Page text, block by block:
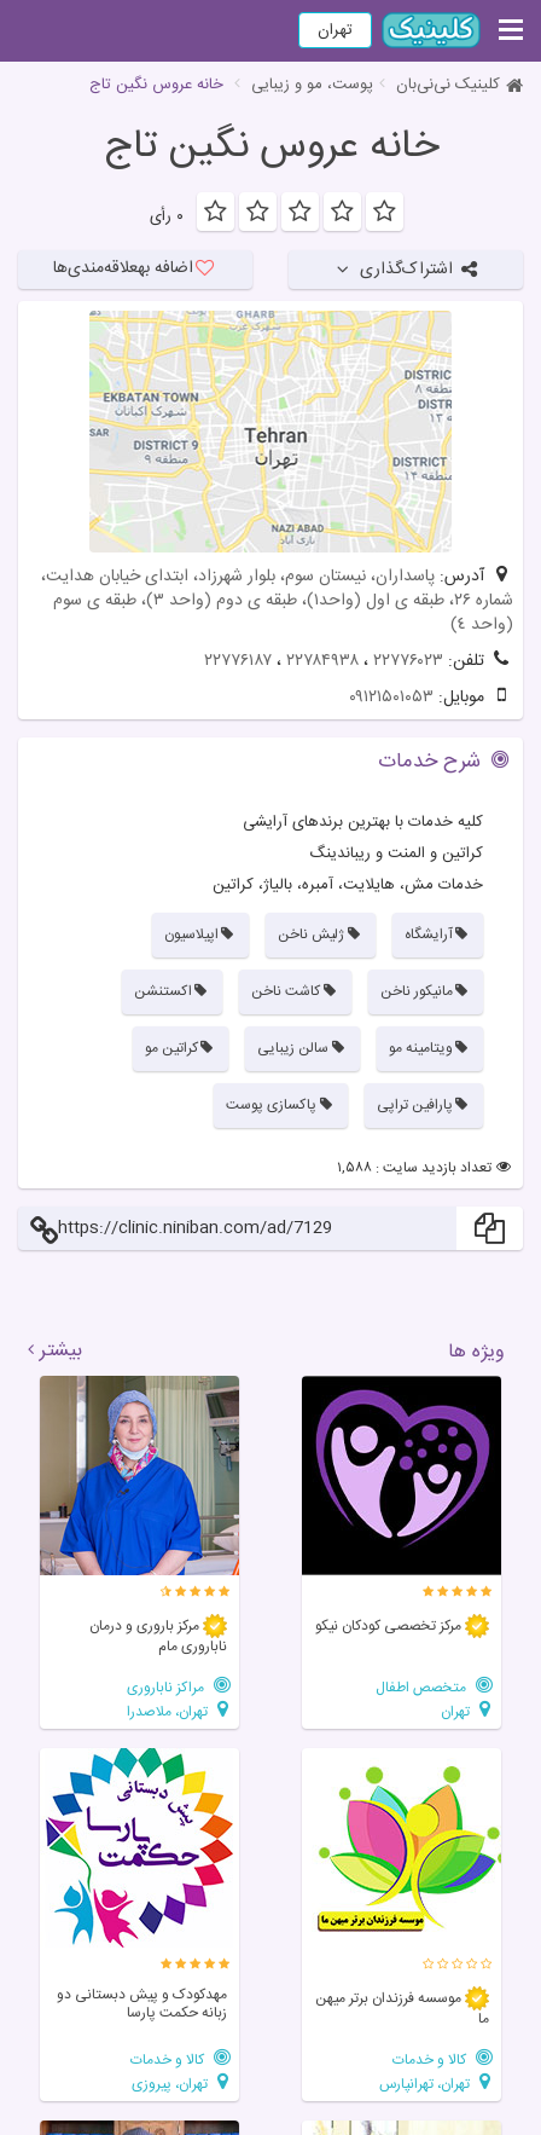
تهران
کلینیک نی‌نی‌بان پوست، مو و زیبایی خانه عروس نگین تاج
خانه عروس نگین تاج
۰ رأی
اشتراک‌گذاری اضافه بهعلاقه‌مندی‌ها
آدرس: پاسداران، نیستان سوم، بلوار شهرزاد، ابتدای خیابان هدایت،
شماره ۲۶، طبقه ى اول (واحد١)، طبقه ى دوم (واحد ٣)، طبقه ى سوم
(واحد ٤)
تلفن: ۲۲۷۷۶۰۲۳،۲۲۷۸۴۹۳۸،۲۲۷۷۶۱۸۷
موبایل: ۰۹۱۲۱۵۰۱۰۵۳
شرح خدمات
کلیه خدمات با بهترین برندهای آرایشی
کراتین و المنت و ریباندینگ
خدمات مش، هايلايت، آمبره، بالياژ، كراتين
آرایشگاه ژلیش ناخن اپیلاسیون
مانیکور ناخن کاشت ناخن اکستنشن
ویتامینه مو سالن زیبایی کراتین مو
پارافین تراپی پاکسازی پوست
تعداد بازدید سایت : ۱,۵۸۸
https://clinic.niniban.com/ad/7129
ویژه ها بیشتر
مرکز تخصصی‌ کودکان‌ نیکو
متخصص اطفال
تهران
مرکز باروری و درمان
ناباروری مام
مراکز ناباروری
تهران، ملاصدرا
موسسه فرزندان برتر میهن
ما
کالا و خدمات
تهران، تهرانپارس
مهدکودک و پیش دبستانی دو
زبانه حکمت پارسا
کالا و خدمات
تهران، پیروزی